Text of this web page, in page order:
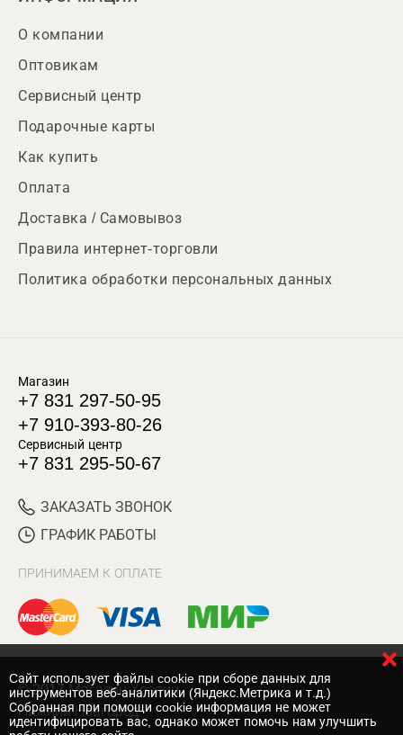
О компании
Оптовикам
Сервисный центр
Подарочные карты
Как купить
Оплата
Доставка / Самовывоз
Правила интернет-торговли
Политика обработки персональных данных
Магазин
+7 831 297-50-95
+7 910-393-80-26
Сервисный центр
+7 831 295-50-67
ЗАКАЗАТЬ ЗВОНОК
ГРАФИК РАБОТЫ
ПРИНИМАЕМ К ОПЛАТЕ
© 2017 Магазин Хозяин
Нижний Новгород
Cайт использует файлы cookie при сборе данных для
инструментов веб-аналитики (Яндекс.Метрика и т.д.)
Собранная при помощи cookie информация не может
идентифицировать вас, однако может помочь нам улучшить